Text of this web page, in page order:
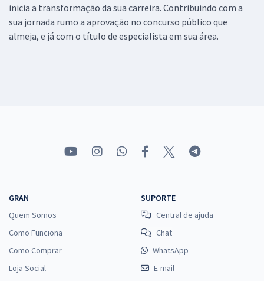
inicia a transformação da sua carreira. Contribuindo com a
sua jornada rumo a aprovação no concurso público que
almeja, e já com o título de especialista em sua área.
GRAN
Quem Somos
Como Funciona
Como Comprar
Loja Social
SUPORTE
Central de ajuda
Chat
WhatsApp
E-mail